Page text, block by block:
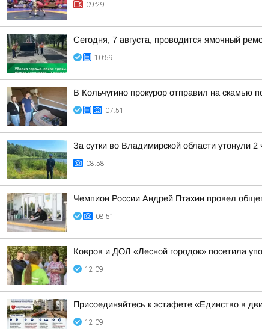
09:29
Сегодня, 7 августа, проводится ямочный
10:59
В Кольчугино прокурор отправил на скамью
07:51
За сутки во Владимирской области утонули 2
08:58
Чемпион России Андрей Птахин провел
08:51
Ковров и ДОЛ «Лесной городок» посетила
12:09
Присоединяйтесь к эстафете «Единство в
12:09